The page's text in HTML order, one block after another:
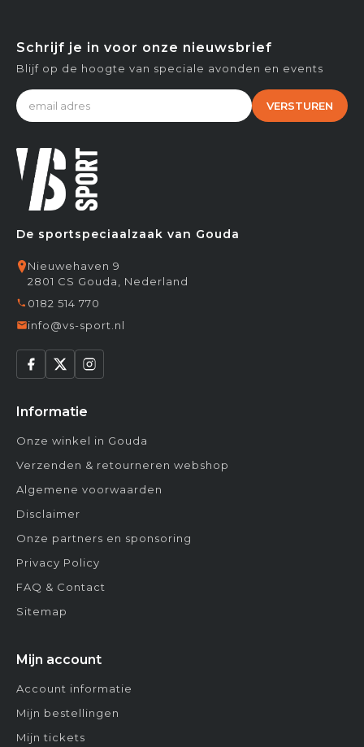
De sportspeciaalzaak van Gouda
Nieuwehaven 9
2801 CS Gouda, Nederland
0182 514 770
info@vs-sport.nl
Informatie
Onze winkel in Gouda
Verzenden & retourneren webshop
Algemene voorwaarden
Disclaimer
Onze partners en sponsoring
Privacy Policy
FAQ & Contact
Sitemap
Mijn account
Account informatie
Mijn bestellingen
Mijn tickets
Schrijf je in voor onze nieuwsbrief
Blijf op de hoogte van speciale avonden en events
VERSTUREN